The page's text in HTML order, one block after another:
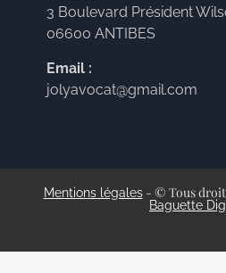
3 Boulevard Président
06600 ANTIBES
Email :
jolyavocat@gmail.com
Mentions légales- © Tous
Baguette